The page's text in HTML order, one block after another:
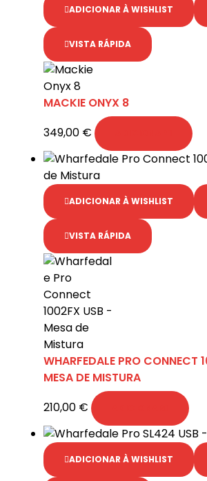
ADICIONAR À WISHLIST
VISTA RÁPIDA
MACKIE ONYX 8
349,00 €
ADICIONAR À WISHLIST
VISTA RÁPIDA
WHARFEDALE PRO CONNECT
MESA DE MISTURA
210,00 €
ADICIONAR À WISHLIST